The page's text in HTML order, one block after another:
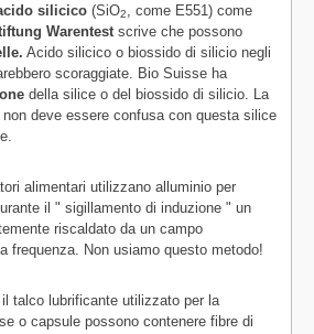
silicico (SiO2
, come E551) come
Warentest scrive che possono
Acido silicico o biossido di silicio negli
scoraggiate. Bio Suisse ha
della silice o del biossido di silicio. La
deve essere confusa con questa silice
alimentari utilizzano alluminio per
il " sigillamento di induzione " un
riscaldato da un campo
frequenza. Non usiamo questo metodo!
il talco lubrificante utilizzato per la
o capsule possono contenere fibre di